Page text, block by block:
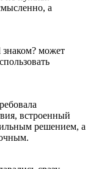
а
может
встроенный
решением, а